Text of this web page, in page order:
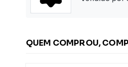
QUEM COMPROU,